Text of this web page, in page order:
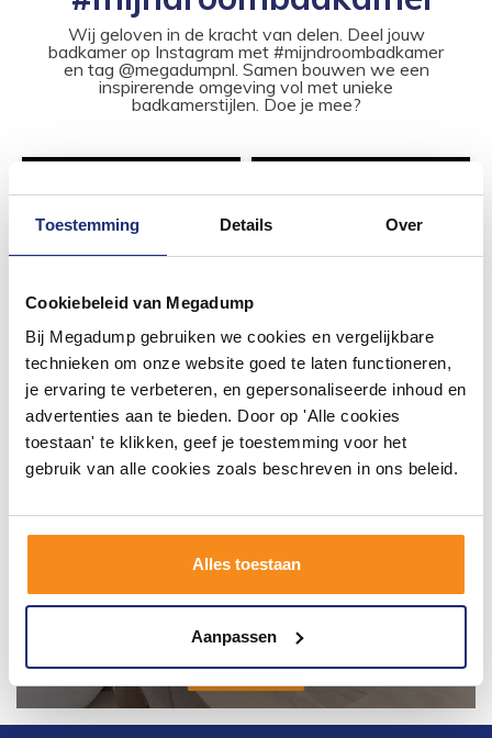
Toestemming Details Over
Cookiebeleid van Megadump
Bij Megadump gebruiken we cookies en vergelijkbare
technieken om onze website goed te laten functioneren,
je ervaring te verbeteren, en gepersonaliseerde inhoud en
advertenties aan te bieden. Door op 'Alle cookies
toestaan' te klikken, geef je toestemming voor het
gebruik van alle cookies zoals beschreven in ons beleid.
Alles toestaan
Aanpassen
Wij geloven in de kracht van delen. Deel jouw
badkamer op Instagram met #mijndroombadkamer
en tag @megadumpnl. Samen bouwen we een
inspirerende omgeving vol met unieke
badkamerstijlen. Doe je mee?